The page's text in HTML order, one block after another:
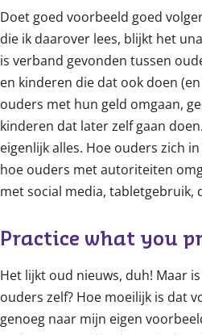
Doet goed voorbeeld goed
die ik daarover lees, blijkt het
is verband gevonden tussen
en kinderen die dat ook doen
ouders met hun geld omgaan,
kinderen dat later zelf gaan
eigenlijk alles. Hoe ouders zich
hoe ouders met autoriteiten
met social media, tabletgebruik,
Practice what you
Het lijkt oud nieuws, duh! Maar
ouders zelf? Hoe moeilijk is dat
genoeg naar mijn eigen